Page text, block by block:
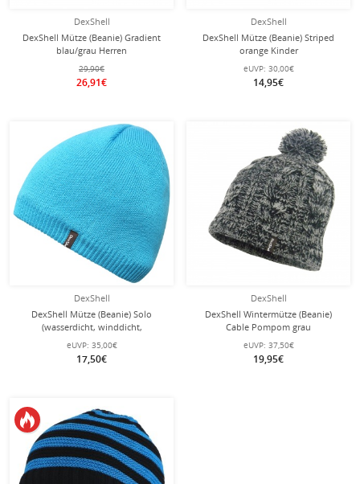
DexShell
DexShell Mütze (Beanie) Gradient
blau/grau Herren
29,90€
26,91€
DexShell
DexShell Mütze (Beanie) Striped
orange Kinder
eUVP: 30,00€
14,95€
DexShell
DexShell Mütze (Beanie) Solo
(wasserdicht, winddicht,
atmungsaktiv) cyanblau
eUVP: 35,00€
17,50€
DexShell
DexShell Wintermütze (Beanie)
Cable Pompom grau
eUVP: 37,50€
19,95€